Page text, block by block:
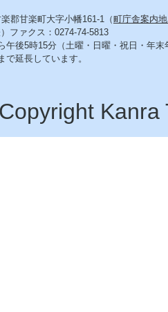
郡甘楽町大字小幡161-1（町庁舎案内
ファクス：0274-74-5813
午後5時15分（土曜・日曜・祝日・年末
で延長しています。
Copyright Kanra